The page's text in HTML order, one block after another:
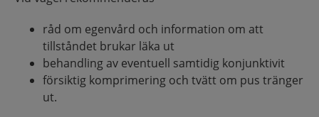
råd om egenvård och information om att
tillståndet brukar läka ut
behandling av eventuell samtidig konjunktivit
försiktig komprimering och tvätt om pus tränger
ut.